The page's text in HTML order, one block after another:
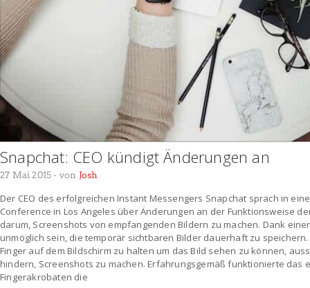
Snapchat: CEO kündigt Änderungen an
27 Mai 2015 - von Josh
Der CEO des erfolgreichen Instant Messengers Snapchat sprach in
Conference in Los Angeles über Änderungen an der Funktionsweise
darum, Screenshots von empfangenden Bildern zu machen. Dank
unmöglich sein, die temporär sichtbaren Bilder dauerhaft zu
Finger auf dem Bildschirm zu halten um das Bild sehen zu können,
hindern, Screenshots zu machen. Erfahrungsgemäß funktionierte das
Fingerakrobaten die